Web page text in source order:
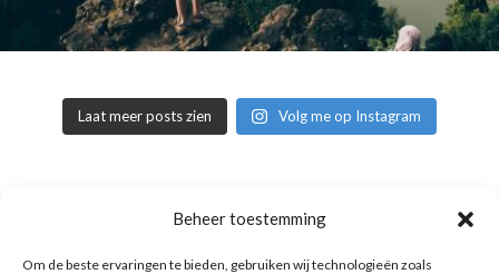
Beheer toestemming
Om de beste ervaringen te bieden, gebruiken wij technologieën zoals
Laat meer posts zien Volg me op Instagram
Copyright © 2016 Reismuts.nl - All rights reserved - Powered by